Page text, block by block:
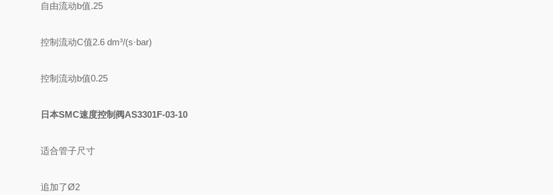
自由流动b值.25
控制流动C值2.6 dm³/(s·bar)
控制流动b值0.25
日本SMC速度控制阀AS3301F-03-10
适合管子尺寸
追加了Ø2